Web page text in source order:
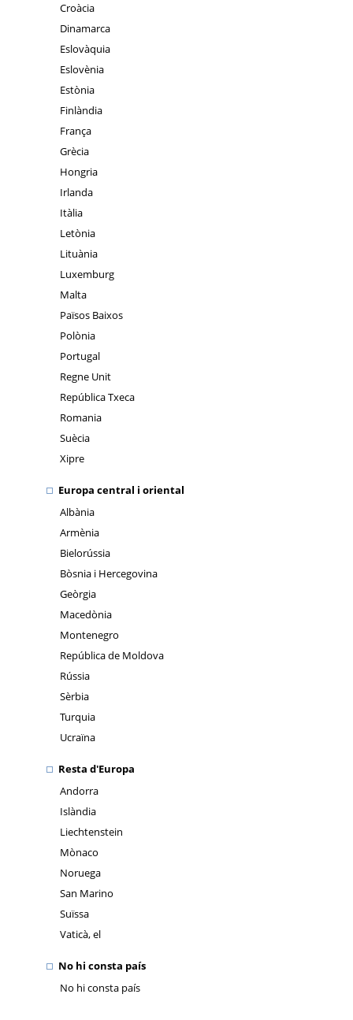
Croàcia
Dinamarca
Eslovàquia
Eslovènia
Estònia
Finlàndia
França
Grècia
Hongria
Irlanda
Itàlia
Letònia
Lituània
Luxemburg
Malta
Països Baixos
Polònia
Portugal
Regne Unit
República Txeca
Romania
Suècia
Xipre
Europa central i oriental
Albània
Armènia
Bielorússia
Bòsnia i Hercegovina
Geòrgia
Macedònia
Montenegro
República de Moldova
Rússia
Sèrbia
Turquia
Ucraïna
Resta d'Europa
Andorra
Islàndia
Liechtenstein
Mònaco
Noruega
San Marino
Suïssa
Vaticà, el
No hi consta país
No hi consta país